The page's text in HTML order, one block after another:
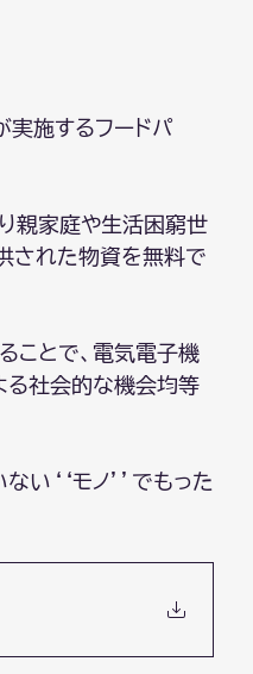
施するフードパ
り親家庭や生活困窮世
された物資を無料で
ことで、電気電子機
る社会的な機会均等
ない‘‘モノ’’でもった